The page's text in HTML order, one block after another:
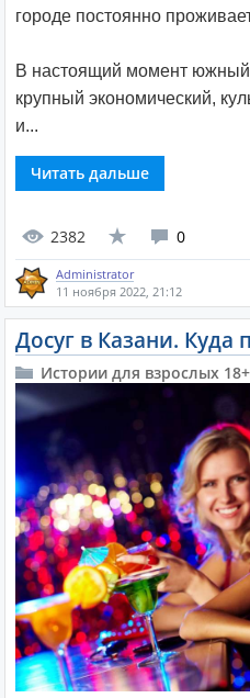
городе постоянно
В настоящий момент южный
крупный экономический,
и...
Читать дальше
2382 0
Administrator
11 ноября 2022, 21:12
Досуг в Казани. Куда
Истории для взрослых 18+